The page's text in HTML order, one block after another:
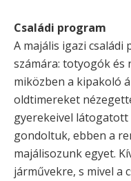
Családi program
A majális igazi
számára: totyogók és
miközben a kipakoló
oldtimereket
gyerekeivel látogatott
gondoltuk, ebben a
majálisozunk egyet.
járművekre, s mivel a